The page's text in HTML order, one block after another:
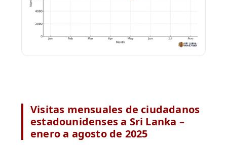
Visitas mensuales de ciudadanos
estadounidenses a Sri Lanka –
enero a agosto de 2025